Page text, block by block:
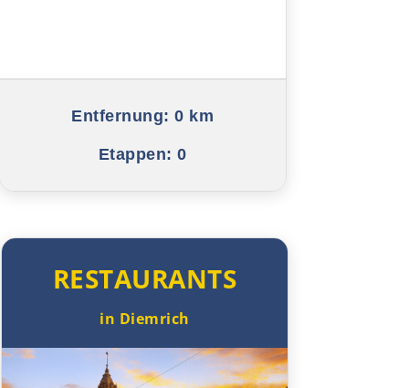
Perugia
Cinque Terre
Entfernung: 0 km
Etappen: 0
RESTAURANTS
in Diemrich